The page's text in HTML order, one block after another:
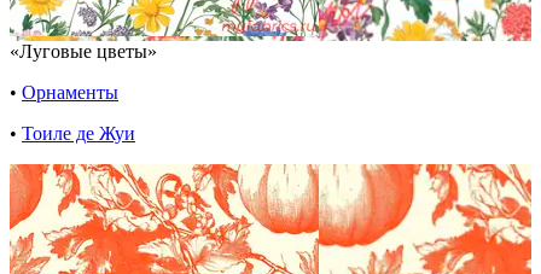
«Луговые цветы»
• Орнаменты
• Тоиле де Жуи